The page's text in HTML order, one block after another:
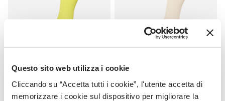
Questo sito web utilizza i cookie
Cliccando su “Accetta tutti i cookie”, l'utente accetta di
memorizzare i cookie sul dispositivo per migliorare la
CALZE
High Crew
CALZE
High Crew